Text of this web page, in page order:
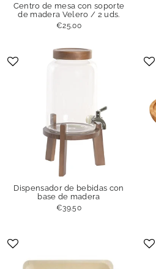
Centro de mesa con soporte
de madera Velero / 2 uds.
€25.00
Dispensador de bebidas con
base de madera
€39.50